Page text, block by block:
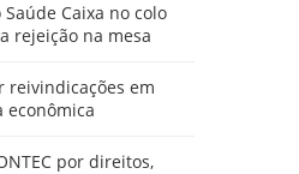
Caixa no colo
rejeição na mesa
reivindicações em
econômica
por direitos,